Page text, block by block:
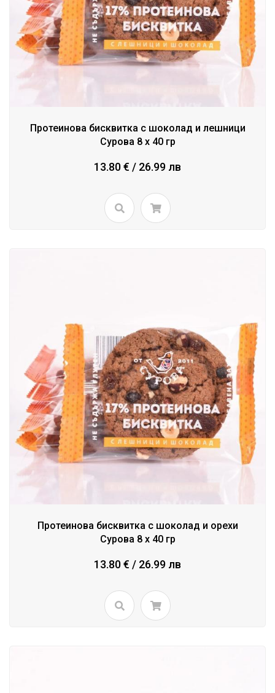
Протеинова бисквитка с шоколад и лешници
Сурова 8 x 40 гр
13.80 € / 26.99 лв
Протеинова бисквитка с шоколад и орехи
Сурова 8 x 40 гр
13.80 € / 26.99 лв